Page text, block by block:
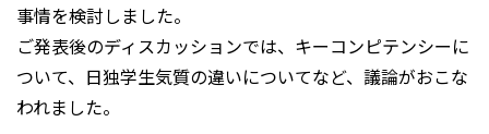
事情を検討しました。
ご発表後のディスカッションでは、キーコンピテンシーに
ついて、日独学生気質の違いについてなど、議論がおこな
われました。